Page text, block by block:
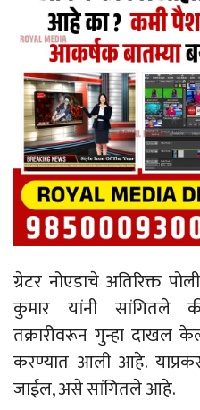
ग्रेटर नोएडाचे अतिरिक्त
कुमार यांनी सांगितले
तक्रारीवरून गुन्हा दाखल
करण्यात आली आहे.
जाईल, असे सांगितले आहे.